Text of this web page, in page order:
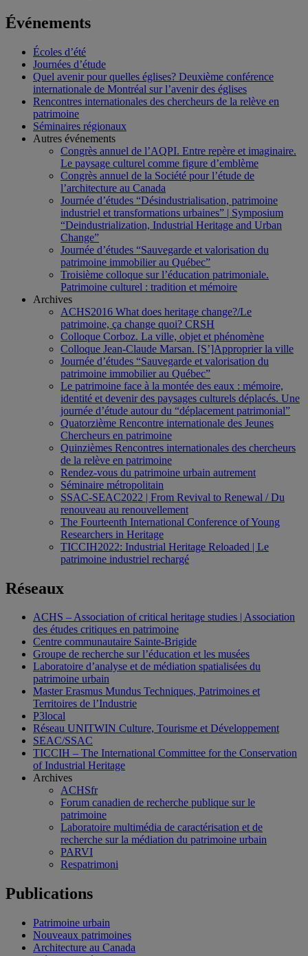
Événements
Écoles d’été
Journées d’étude
Quel avenir pour quelles églises? Deuxième conférence
internationale de Montréal sur l’avenir des églises
Rencontres internationales des chercheurs de la relève en
patrimoine
Séminaires régionaux
Autres événements
Congrès annuel de l’AQPI. Entre repère et imaginaire.
Le paysage culturel comme figure d’emblème
Congrès annuel de la Société pour l’étude de
l’architecture au Canada
Journée d’études “Désindustrialisation, patrimoine
industriel et transformations urbaines” | Symposium
“Deindustrialization, Industrial Heritage and Urban
Change”
Journée d’études “Sauvegarde et valorisation du
patrimoine immobilier au Québec”
Troisième colloque sur l’éducation patrimoniale.
Patrimoine culturel : tradition et mémoire
Archives
ACHS2016 What does heritage change?/Le
patrimoine, ça change quoi? CRSH
Colloque Corboz. La ville, objet et phénomène
Colloque Jean-Claude Marsan. [S’]Approprier la ville
Journée d’études “Sauvegarde et valorisation du
patrimoine immobilier au Québec”
Le patrimoine face à la montée des eaux : mémoire,
identité et devenir des paysages culturels déplacés. Une
journée d’étude autour du “déplacement patrimonial”
Quatorzième Rencontre internationale des Jeunes
Chercheurs en patrimoine
Quinzièmes Rencontres internationales des chercheurs
de la relève en patrimoine
Rendez-vous du patrimoine urbain autrement
Séminaire métropolitain
SSAC-SEAC2022 | From Revival to Renewal / Du
renouveau au renouvellement
The Fourteenth International Conference of Young
Researchers in Heritage
TICCIH2022: Industrial Heritage Reloaded | Le
patrimoine industriel rechargé
Réseaux
ACHS – Association of critical heritage studies | Association
des études critiques en patrimoine
Centre communautaire Sainte-Brigide
Groupe de recherche sur l’éducation et les musées
Laboratoire d’analyse et de médiation spatialisées du
patrimoine urbain
Master Erasmus Mundus Techniques, Patrimoines et
Territoires de l’Industrie
P3local
Réseau UNITWIN Culture, Tourisme et Développement
SEAC/SSAC
TICCIH – The International Committee for the Conservation
of Industrial Heritage
Archives
ACHSfr
Forum canadien de recherche publique sur le
patrimoine
Laboratoire multimédia de caractérisation et de
recherche sur la médiation du patrimoine urbain
PARVI
Respatrimoni
Publications
Patrimoine urbain
Nouveaux patrimoines
Architecture au Canada